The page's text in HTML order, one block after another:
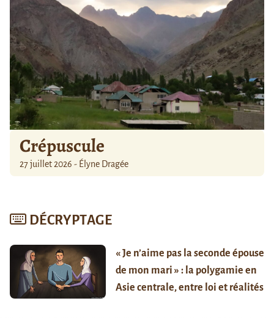
Crépuscule
27 juillet 2026 - Élyne Dragée
DÉCRYPTAGE
« Je n’aime pas la seconde épouse
de mon mari » : la polygamie en
Asie centrale, entre loi et réalités